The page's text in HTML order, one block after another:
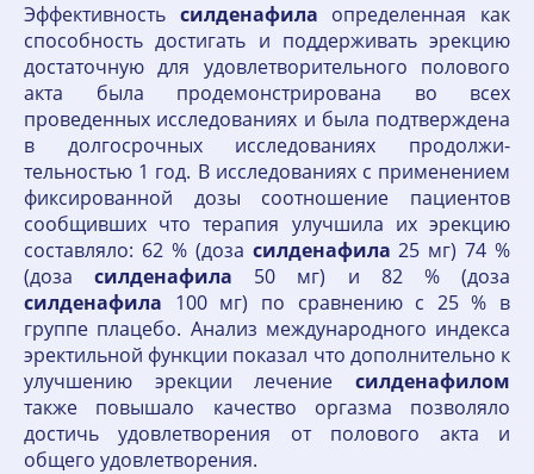
Эффективность силденафила определенная как
способность достигать и поддерживать эрекцию
достаточную для удовлетвори­тельного полового
акта была продемонстрирована во всех
проведенных исследованиях и была подтверждена
в долгосрочных исследованиях продолжи­
тельностью 1 год. В исследованиях с применением
фиксированной дозы соотношение пациентов
сообщивших что терапия улучшила их эрекцию
составляло: 62 % (доза силденафила 25 мг) 74 %
(дозасилденафила 50 мг) и 82 % (доза
силденафила 100 мг) по сравнению с 25 % в
группе плацебо. Анализ международного индекса
эректильной функции показал что дополнительно к
улучшению эрекции лечение силденафилом
также повышало качество оргазма позволяло
достичь удовлетворения от полового акта и
общего удовлетворения.